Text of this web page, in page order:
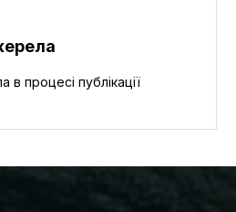
процесі публікації